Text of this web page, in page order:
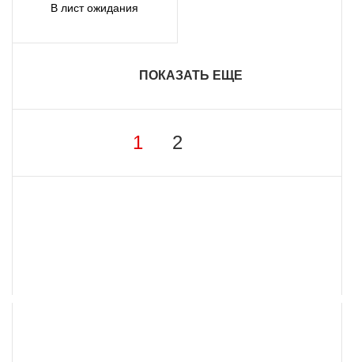
В лист ожидания
ПОКАЗАТЬ ЕЩЕ
1 2